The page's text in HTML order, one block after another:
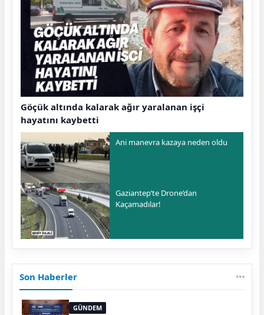
Göçük altında kalarak ağır yaralanan işçi
hayatını kaybetti
Ani manevra kazaya neden oldu
Gaziantep’te Drone’dan
Kaçamadılar!
Son Haberler
GÜNDEM